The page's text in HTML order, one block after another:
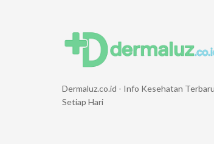
Dermaluz.co.id - Info Kesehatan Terbaru
Setiap Hari